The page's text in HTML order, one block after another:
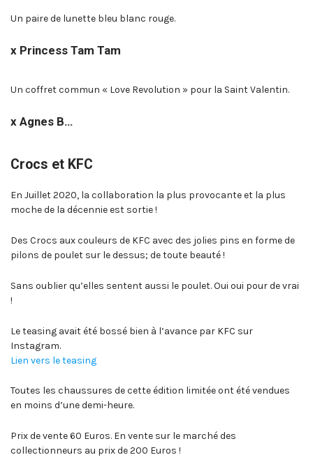
Un paire de lunette bleu blanc rouge.
x Princess Tam Tam
Un coffret commun « Love Revolution » pour la Saint Valentin.
x Agnes B…
Crocs et KFC
En Juillet 2020, la collaboration la plus provocante et la plus
moche de la décennie est sortie !
Des Crocs aux couleurs de KFC avec des jolies pins en forme de
pilons de poulet sur le dessus; de toute beauté !
Sans oublier qu’elles sentent aussi le poulet. Oui oui pour de vrai
!
Le teasing avait été bossé bien à l’avance par KFC sur
Instagram.
Lien vers le teasing
Toutes les chaussures de cette édition limitée ont été vendues
en moins d’une demi-heure.
Prix de vente 60 Euros. En vente sur le marché des
collectionneurs au prix de 200 Euros !